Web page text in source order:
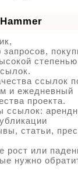
степенью
ссылок
и ежедневный
проекта.
ссылок:
статьи,
рост или
нужно